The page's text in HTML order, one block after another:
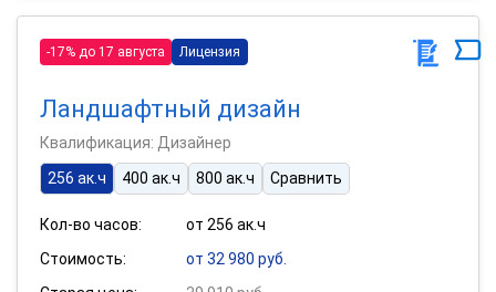
-17% до 17 августа Лицензия
Ландшафтный дизайн
Квалификация: Дизайнер
256 ак.ч
400 ак.ч 800 ак.ч Сравнить
Кол-во часов:
от 256 ак.ч
Стоимость:
от 32 980 руб.